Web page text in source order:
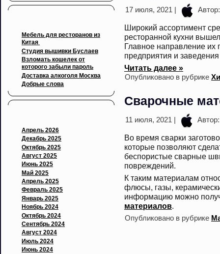
Мебель для ресторанов из
Китая
Cтудия вышивки Буслаев
Взломать кошелек от
которого забыли пароль
Доставка алкоголя Москва
Добрые слова
Апрель 2026
Декабрь 2025
Октябрь 2025
Август 2025
Июнь 2025
Май 2025
Апрель 2025
Февраль 2025
Январь 2025
Ноябрь 2024
Октябрь 2024
Сентябрь 2024
Август 2024
Июль 2024
Июнь 2024
17 июля, 2021 |
Широкий ассортимент
ресторанной кухни
Главное направление
предприятия и
Читать далее »
Опубликовано в рубрике
Сварочные
11 июля, 2021 |
Во время сварки
которые позволяют
беспористые сварные
повреждений.
К таким материалам
флюсы, газы,
информацию можно
материалов.
Опубликовано в рубрике